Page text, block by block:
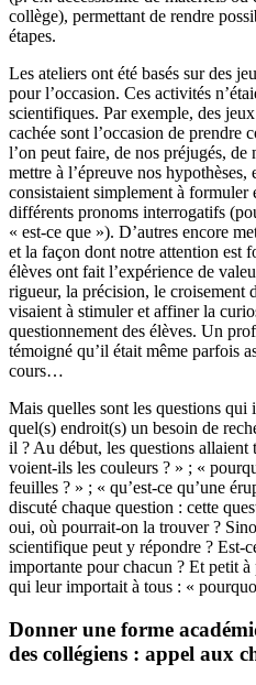
collège), permettant de rendre
étapes.
Les ateliers ont été basés sur des
pour l’occasion. Ces activités
scientifiques. Par exemple, des
cachée sont l’occasion de prendre
l’on peut faire, de nos préjugés,
mettre à l’épreuve nos hypothèses,
consistaient simplement à formuler
différents pronoms interrogatifs
« est-ce que »). D’autres encore
et la façon dont notre attention est
élèves ont fait l’expérience de
rigueur, la précision, le croisement
visaient à stimuler et affiner la
questionnement des élèves. Un
témoigné qu’il était même parfois
cours…
Mais quelles sont les questions qui
quel(s) endroit(s) un besoin de
il ? Au début, les questions allaient
voient-ils les couleurs ? » ; «
feuilles ? » ; « qu’est-ce qu’une
discuté chaque question : cette
oui, où pourrait-on la trouver ?
scientifique peut y répondre ? Est-
importante pour chacun ? Et petit à
qui leur importait à tous : «
Donner une forme
des collégiens : appel aux